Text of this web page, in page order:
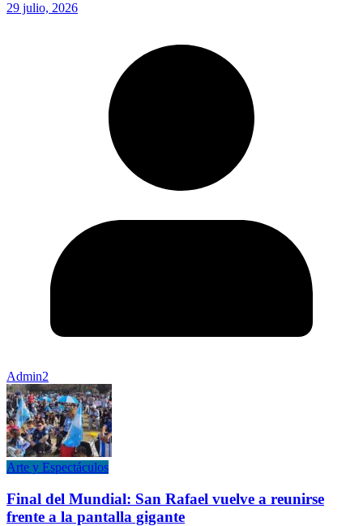
29 julio, 2026
Admin2
Arte y Espectáculos
Final del Mundial: San Rafael vuelve a reunirse
frente a la pantalla gigante